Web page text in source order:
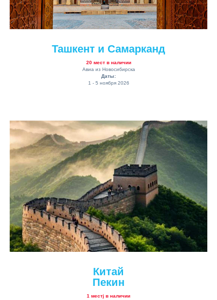
Ташкент и Самарканд
20 мест в наличии
Авиа из Новосибирска
Даты:
1 - 5 ноября 2026
Китай
Пекин
1 местj в наличии